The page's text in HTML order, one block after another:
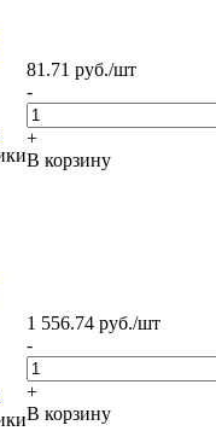
81.71 руб./шт
-
+
В корзину
1 556.74 руб./шт
-
+
В корзину